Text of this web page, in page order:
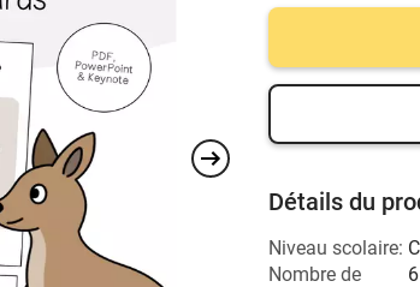
Détails du
Niveau scolaire:
Nombre de